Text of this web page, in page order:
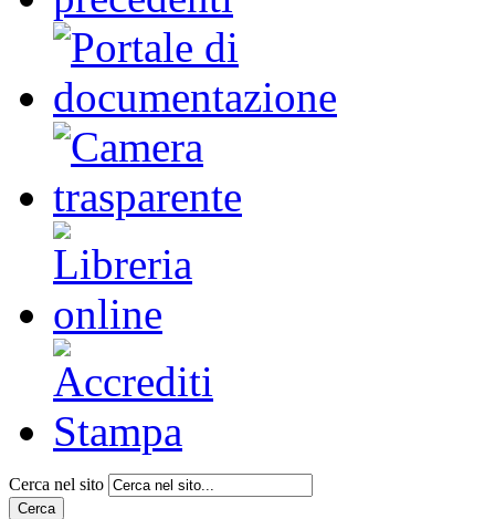
Cerca nel sito
Cerca